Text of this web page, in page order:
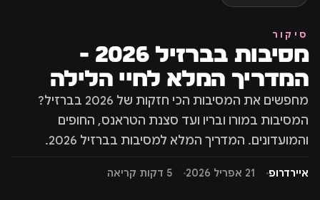
סיקור
מסיבות בברזיל 2026 -
המדריך המלא לחיי הלילה
מחפשים את המסיבות הכי חזקות של 2026 בברזיל?
המסיבות במורו ובריו ועד סצנת הטראנס, החופים
והמועדונים. המדריך המלא למסיבות בברזיל 2026.
איירדרופ 21 אפריל 2026 5 דקות קריאה